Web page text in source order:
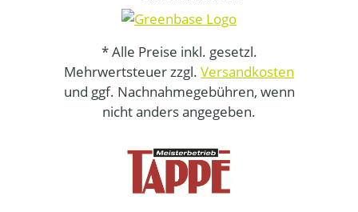
* Alle Preise inkl. gesetzl.
Mehrwertsteuer zzgl. Versandkosten
und ggf. Nachnahmegebühren, wenn
nicht anders angegeben.